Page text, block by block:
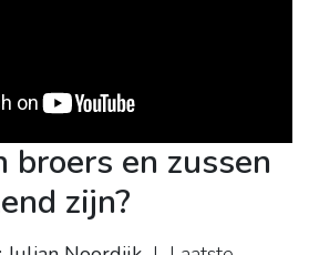
broers en zussen
zijn?